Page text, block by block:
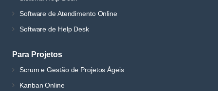
Software de Atendimento Online
Software de Help Desk
Para Projetos
Scrum e Gestão de Projetos Ágeis
Kanban Online